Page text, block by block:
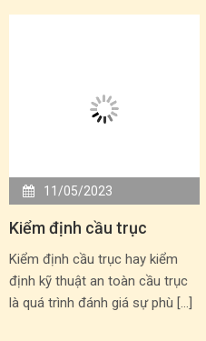
11/05/2023
Kiểm định cầu trục
Kiểm định cầu trục hay kiểm
định kỹ thuật an toàn cầu trục
là quá trình đánh giá sự phù […]